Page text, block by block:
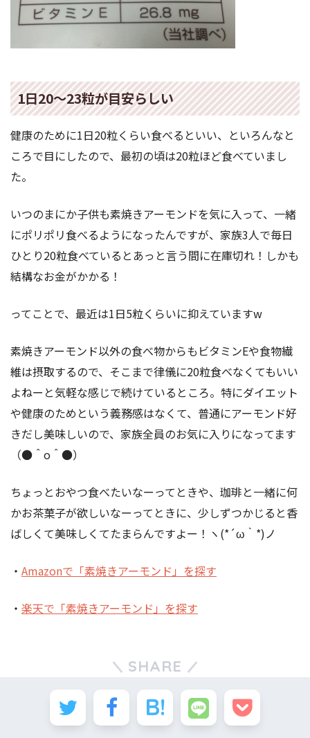
1日20〜23粒が目安らしい
健康のために1日20粒くらい食べるといい、といろんなと
ころで目にしたので、最初の頃は20粒ほど食べていまし
た。
いつのまにか子供も素焼きアーモンドを気に入って、一緒
にポリポリ食べるようになったんですが、家族3人で毎日
ひとり20粒食べているとあっと言う間に在庫切れ！しかも
結構なお金がかかる！
ってことで、最近は1日5粒くらいに抑えていますw
素焼きアーモンド以外の食べ物からもビタミンEや食物繊
維は摂取するので、そこまで律儀に20粒食べなくてもいい
よねーと気軽な感じで続けているところ。特にダイエット
や健康のためという義務感はなくて、普通にアーモンド好
きだし美味しいので、家族全員のお気に入りになってます
（●＾o＾●）
ちょっとおやつ食べたいなーってときや、珈琲と一緒に何
かお茶菓子が欲しいなーってときに、少しずつかじると香
ばしくて美味しくてたまらんですよー！ヽ(*´ω｀*)ノ
・ Amazonで「素焼きアーモンド」を探す
・ 楽天で「素焼きアーモンド」を探す
SHARE